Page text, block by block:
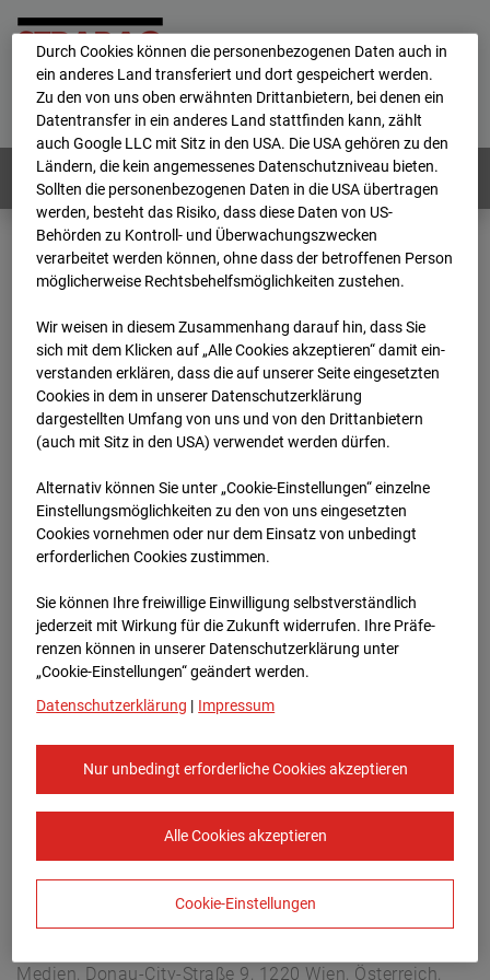
Home E-Mail Impressum
Login
Deutsch / English
Webcams: Alle Länder
Home
Niederlande
BC-153 - Strabag - BV-Amsterdam
Archiv
2026
04 23 11:30
BC-153 - Strabag - BV-
Amsterdam
Hettenheuvelweg 16, 1101 BN Amsterdam
Zur Übersicht
Europe/Amsterdam
Medien, Donau-City-Straße 9, 1220 Wien, Österreich,
Durch Cookies können die personenbezogenen Daten auch in
ein anderes Land transferiert und dort gespeichert werden.
Zu den von uns oben erwähnten Drittanbietern, bei denen ein
Datentransfer in ein anderes Land stattfinden kann, zählt
auch Google LLC mit Sitz in den USA. Die USA gehören zu den
Ländern, die kein angemessenes Datenschutzniveau bieten.
Sollten die personenbezogenen Daten in die USA übertragen
werden, besteht das Risiko, dass diese Daten von US-
Behörden zu Kontroll- und Überwachungszwecken
verarbeitet werden können, ohne dass der betroffenen Person
möglicherweise Rechtsbehelfsmöglichkeiten zustehen.
Wir weisen in diesem Zusammenhang darauf hin, dass Sie
sich mit dem Klicken auf „Alle Cookies akzeptieren“ damit ein­
ver­standen erklären, dass die auf unserer Seite eingesetzten
Cookies in dem in unserer Datenschutzerklärung
dargestellten Umfang von uns und von den Drittanbietern
(auch mit Sitz in den USA) verwendet werden dürfen.
Alternativ können Sie unter „Cookie-Einstellungen“ einzelne
Einstellungsmöglichkeiten zu den von uns eingesetzten
Cookies vornehmen oder nur dem Einsatz von unbedingt
erforderlichen Cookies zustimmen.
Sie können Ihre freiwillige Einwilligung selbstverständlich
jederzeit mit Wirkung für die Zukunft widerrufen. Ihre Prä­fe­
renzen können in unserer Datenschutzerklärung unter
„Cookie-Einstellungen“ geändert werden.
Datenschutzerklärung | Impressum
Nur unbedingt erforderliche Cookies akzeptieren
Alle Cookies akzeptieren
Cookie-Einstellungen